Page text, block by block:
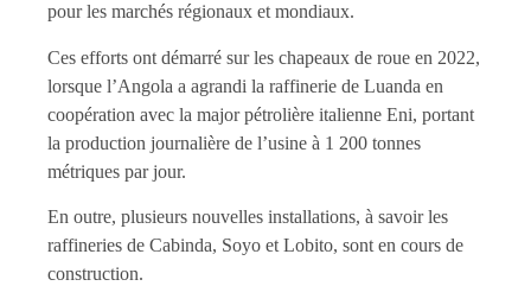
pour les marchés régionaux et mondiaux.
Ces efforts ont démarré sur les chapeaux de roue en 2022,
lorsque l’Angola a agrandi la raffinerie de Luanda en
coopération avec la major pétrolière italienne Eni, portant
la production journalière de l’usine à 1 200 tonnes
métriques par jour.
En outre, plusieurs nouvelles installations, à savoir les
raffineries de Cabinda, Soyo et Lobito, sont en cours de
construction.